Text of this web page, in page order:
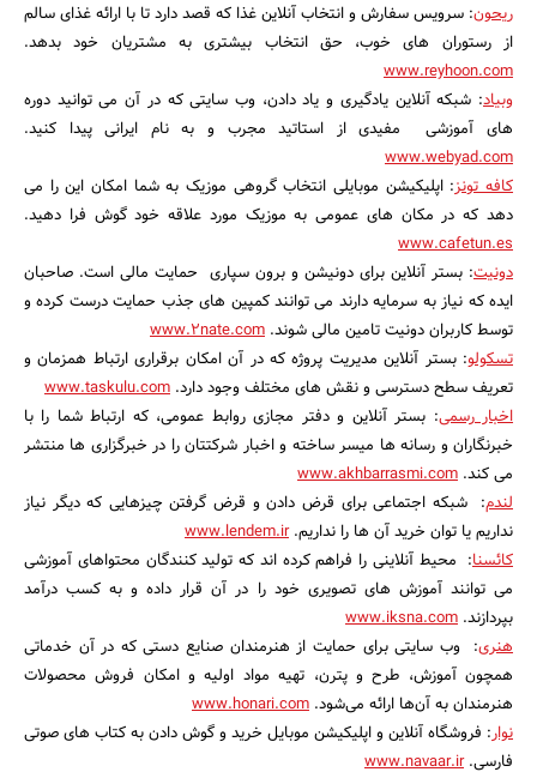
ریحون: سرویس سفارش و انتخاب آنلاین غذا که قصد دارد تا با ارائه غذای سالم
از رستوران های خوب، حق انتخاب بیشتری به مشتریان خود بدهد.
www.reyhoon.com
وبیاد: شبکه آنلاین یادگیری و یاد دادن، وب سایتی که در آن می توانید دوره
های آموزشی مفیدی از استاتید مجرب و به نام ایرانی پیدا کنید.
www.webyad.com
کافه تونز: اپلیکیشن موبایلی انتخاب گروهی موزیک به شما امکان این را می
دهد که در مکان های عمومی به موزیک مورد علاقه خود گوش فرا دهید.
www.cafetun.es
دونیت: بستر آنلاین برای دونیشن و برون سپاری حمایت مالی است. صاحبان
ایده که نیاز به سرمایه دارند می توانند کمپین های جذب حمایت درست کرده و
توسط کاربران دونیت تامین مالی شوند. www.2nate.com
تسکولو: بستر آنلاین مدیریت پروژه که در آن امکان برقراری ارتباط همزمان و
تعریف سطح دسترسی و نقش های مختلف وجود دارد. www.taskulu.com
اخبار رسمی: بستر آنلاین و دفتر مجازی روابط عمومی، که ارتباط شما را با
خبرنگاران و رسانه ها میسر ساخته و اخبار شرکتتان را در خبرگزاری ها منتشر
می کند. www.akhbarrasmi.com
لندم: شبکه اجتماعی برای قرض دادن و قرض گرفتن چیزهایی که دیگر نیاز
نداریم یا توان خرید آن ها را نداریم.www.lendem.ir
کائسنا: محیط آنلاینی را فراهم کرده اند که تولید کنندگان محتواهای آموزشی
می توانند آموزش های تصویری خود را در آن قرار داده و به کسب درآمد
بپردازند. www.iksna.com
هنری: وب سایتی برای حمایت از هنرمندان صنایع دستی که در آن خدماتی
همچون آموزش، طرح و پترن، تهیه مواد اولیه و امکان فروش محصولات
هنرمندان به آن‌ها ارائه می‌شود. www.honari.com
نوار: فروشگاه آنلاین و اپلیکیشن موبایل خرید و گوش دادن به کتاب های صوتی
فارسی.www.navaar.ir